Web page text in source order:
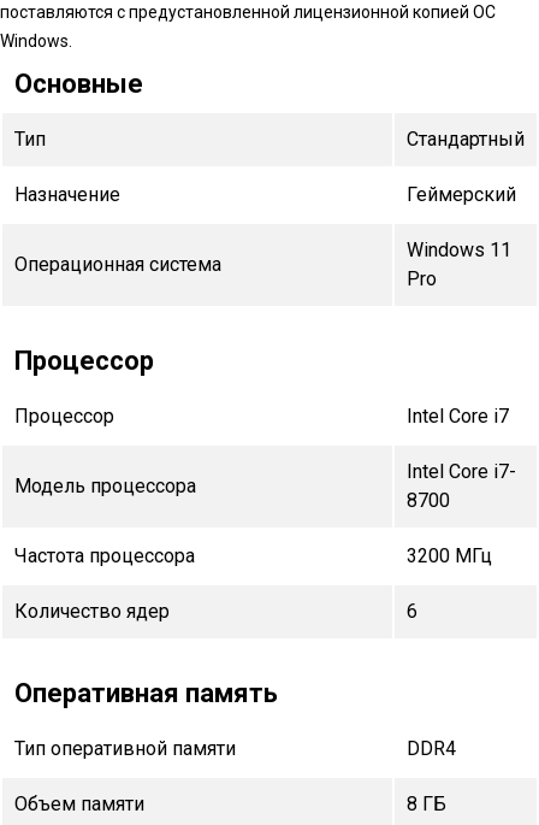
поставляются с предустановленной лицензионной копией ОС
Windows.
Основные
Тип Стандартный
Назначение Геймерский
Операционная система
Windows 11
Pro
Процессор
Процессор Intel Core i7
Модель процессора
Intel Core i7-
8700
Частота процессора 3200 МГц
Количество ядер 6
Оперативная память
Тип оперативной памяти DDR4
Объем памяти 8 ГБ